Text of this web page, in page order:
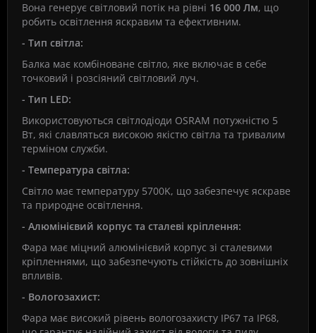
Вона генерує світловий потік на рівні 16 000 Лм, що
робить освітлення яскравим та ефективним.
- Тип світла:
Балка має комбіноване світло, яке включає в себе
точковий і розсіяний світловий луч.
- Тип LED:
Використовуються світлодіоди OSRAM потужністю 5
Вт, які славляться високою якістю світла та тривалим
терміном служби.
- Температура світла:
Світло має температуру 5700K, що забезпечує яскраве
та природне освітлення.
- Алюмінієвий корпус та сталеві кріплення:
Фара має міцний алюмінієвий корпус зі сталевими
кріпленнями, що забезпечують стійкість до зовнішніх
впливів.
- Вологозахист:
Фара має високий рівень вологозахисту IP67 та IP68,